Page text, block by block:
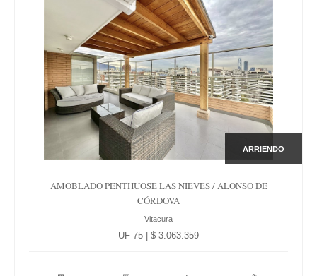
ARRIENDO
AMOBLADO PENTHUOSE LAS NIEVES / ALONSO DE
CÓRDOVA
Vitacura
UF 75 | $ 3.063.359